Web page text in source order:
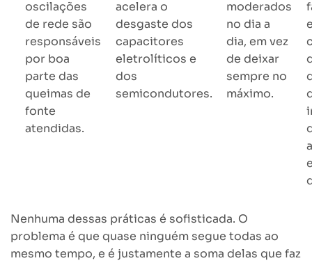
oscilações
de rede são
responsáveis
por boa
parte das
queimas de
fonte
atendidas.
acelera o
desgaste dos
capacitores
eletrolíticos e
dos
semicondutores.
moderados
no dia a
dia, em vez
de deixar
sempre no
máximo.
Nenhuma dessas práticas é sofisticada. O
problema é que quase ninguém segue todas ao
mesmo tempo, e é justamente a soma delas que faz